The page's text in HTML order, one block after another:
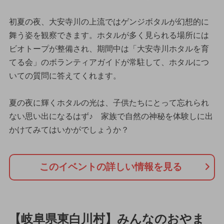
初夏の夜、大安寺川の上流ではゲンジボタルが幻想的に
舞う姿を観察できます。ホタルが多く見られる場所には
ビオトープが整備され、期間中は「大安寺川ホタルを育
てる会」のボランティアガイドが常駐して、ホタルにつ
いての質問に答えてくれます。
夏の夜に輝くホタルの光は、子供たちにとって忘れられ
ない思い出になるはず♪ 家族で自然の神秘を体験しに出
かけてみてはいかがでしょうか？
このイベントの詳しい情報を見る
【岐阜県東白川村】みんなのおやま